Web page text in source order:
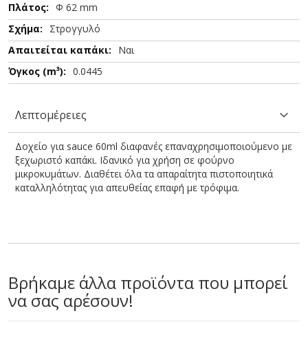
Φ 62 mm
Στρογγυλό
Ναι
0.0445
Λεπτομέρειες
Δοχείο για sauce 60ml διαφανές επαναχρησιμοποιούμενο με
ξεχωριστό καπάκι. Ιδανικό για χρήση σε φούρνο
μικροκυμάτων. Διαθέτει όλα τα απαραίτητα πιστοποιητικά
καταλληλότητας για απευθείας επαφή με τρόφιμα.
Βρήκαμε άλλα προϊόντα που μπορεί
να σας αρέσουν!